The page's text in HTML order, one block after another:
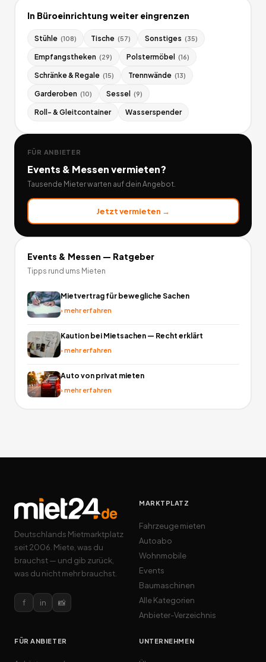
In Büroeinrichtung weiter eingrenzen
Stühle (108) Tische (57) Sonstiges (35)
Empfangstheken (29) Polstermöbel (16)
Schränke & Regale (15) Trennwände (13)
Garderoben (10) Sessel (9)
Roll- & Gleitcontainer Wasserspender
FÜR ANBIETER
Events & Messenvermieten?
Tausende Mieter warten auf dein Angebot.
Jetzt vermieten →
Events & Messen — Ratgeber
Tipps rund ums Mieten
Mietvertrag für bewegliche Sachen
›mehr erfahren
Kaution bei Mietsachen — Recht erklärt
›mehr erfahren
Auto von privat mieten
›mehr erfahren
Deutschlands Mietmarktplatz
seit 2006. Miete, was du
brauchst — und gib zurück,
was du nicht mehr brauchst.
f in 📸
MARKTPLATZ
Fahrzeuge mieten
Autoabo
Wohnmobile
Events
Baumaschinen
Alle Kategorien
Anbieter-Verzeichnis
FÜR ANBIETER UNTERNEHMEN